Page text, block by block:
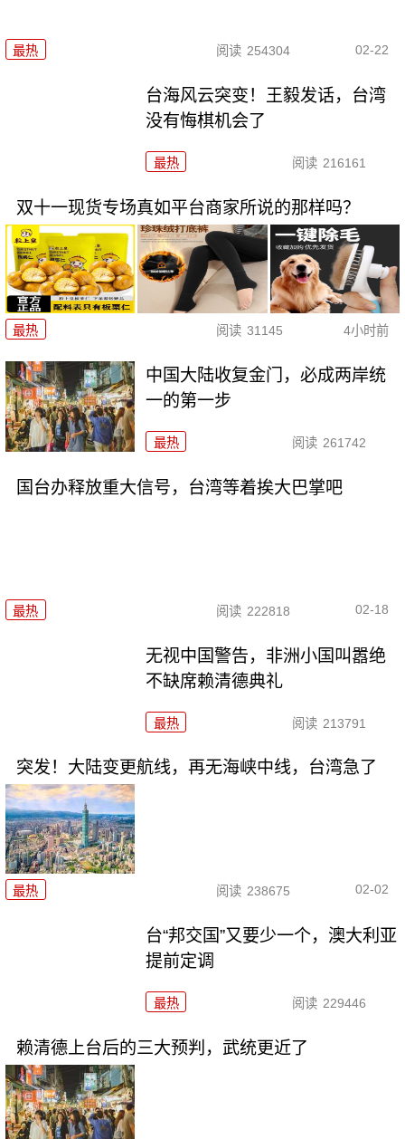
最热 阅读 254304 02-22
台海风云突变！王毅发话，台湾
没有悔棋机会了
最热 阅读 216161
双十一现货专场真如平台商家所说的那样吗？
最热 阅读 31145 4小时前
中国大陆收复金门，必成两岸统
一的第一步
最热 阅读 261742
国台办释放重大信号，台湾等着挨大巴掌吧
最热 阅读 222818 02-18
无视中国警告，非洲小国叫嚣绝
不缺席赖清德典礼
最热 阅读 213791
突发！大陆变更航线，再无海峡中线，台湾急了
最热 阅读 238675 02-02
台“邦交国”又要少一个，澳大利亚
提前定调
最热 阅读 229446
赖清德上台后的三大预判，武统更近了